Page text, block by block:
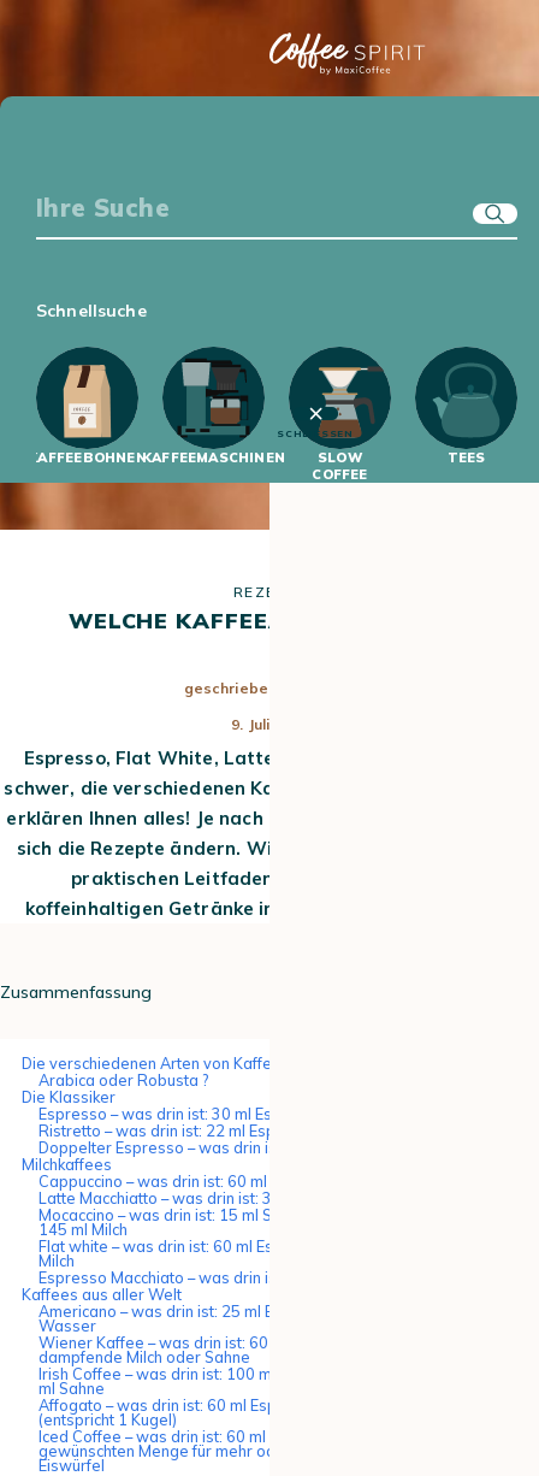
SCHLIESSEN
Schnellsuche
KAFFEEBOHNENKAFFEEMASCHINEN
SLOW
COFFEE
TEES
REZEPTE
WELCHE KAFFEEARTEN GIBT ES ?
geschrieben von
9. Juli 2024
Espresso, Flat White, Latte Machiatto… Fällt es Ihnen
schwer, die verschiedenen Kaffeesorten zu erkennen? Wir
erklären Ihnen alles! Je nach Land und Geschmack können
sich die Rezepte ändern. Wir bieten Ihnen hiermit einen
praktischen Leitfaden, der die beliebtesten
koffeinhaltigen Getränke in groben Zügen beschreibt.
Zusammenfassung
Die verschiedenen Arten von Kaffee
Arabica oder Robusta ?
Die Klassiker
Espresso – was drin ist: 30 ml Espresso
Ristretto – was drin ist: 22 ml Espresso
Doppelter Espresso – was drin ist: 60 ml Espresso
Milchkaffees
Cappuccino – was drin ist: 60 ml Espresso, 120 ml Milch
Latte Macchiatto – was drin ist: 340 ml Milch und 30 ml Espresso
Mocaccino – was drin ist: 15 ml Schokolade, 30 ml Espresso und
145 ml Milch
Flat white – was drin ist: 60 ml Espresso und 120 ml dampfende
Milch
Espresso Macchiato – was drin ist: 30 ml Espresso und 20 ml Milch
Kaffees aus aller Welt
Americano – was drin ist: 25 ml Espresso und 125 ml heißes
Wasser
Wiener Kaffee – was drin ist: 60 ml Espresso und und 60 ml
dampfende Milch oder Sahne
Irish Coffee – was drin ist: 100 ml Espresso, 40 ml Whisky und 40
ml Sahne
Affogato – was drin ist: 60 ml Espresso und 90 ml Vanilleeis
(entspricht 1 Kugel)
Iced Coffee – was drin ist: 60 ml Espresso, Wasser in der
gewünschten Menge für mehr oder weniger Aroma und/oder
Eiswürfel